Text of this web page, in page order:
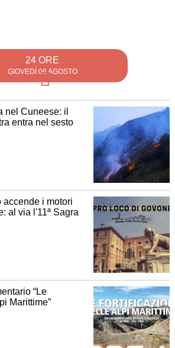
24 ORE
GIOVEDÌ 06 AGOSTO
nel Cuneese: il
entra nel sesto
accende i motori
al via l'11ª Sagra
“Le
Marittime”